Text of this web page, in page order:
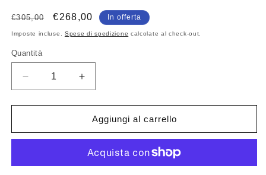
Prezzo
di
€305,00
Prezzo
scontato
€268,00 In offerta
Imposte incluse. Spese di spedizione calcolate al check-out.
Quantità
Quantità
Diminuisci
quantità
per
Milano
Pera
Aumenta
quantità
per
Danese
Milano
La
Pera
Aggiungi al carrello